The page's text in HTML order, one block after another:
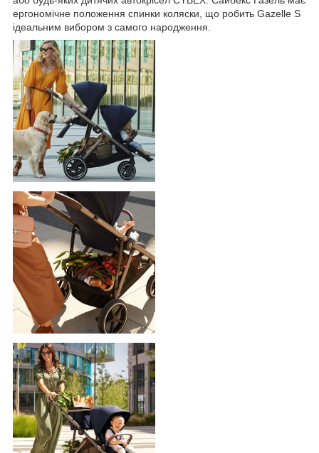
ергономічне положення спинки коляски, що робить Gazelle S
ідеальним вибором з самого народження.